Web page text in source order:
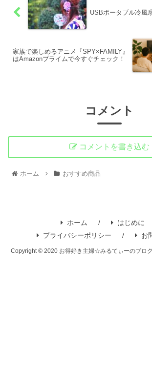
USBポータブル冷風
家族で楽しめるアニメ『SPY×FAMILY』
はAmazonプライムで今すぐチェック！
コメント
コメントを書き込む
ホーム おすすめ商品
ホーム
はじめに
プライバシーポリシー
お
Copyright © 2020 お得好き主婦☆みるてぃーのブロ